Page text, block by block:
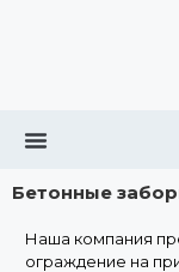
Бетонные
Наша компания
ограждение на